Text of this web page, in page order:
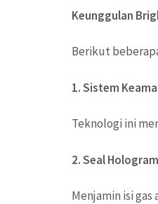
Keunggulan
Berikut
1. Sistem
Teknologi ini
2. Seal
Menjamin isi